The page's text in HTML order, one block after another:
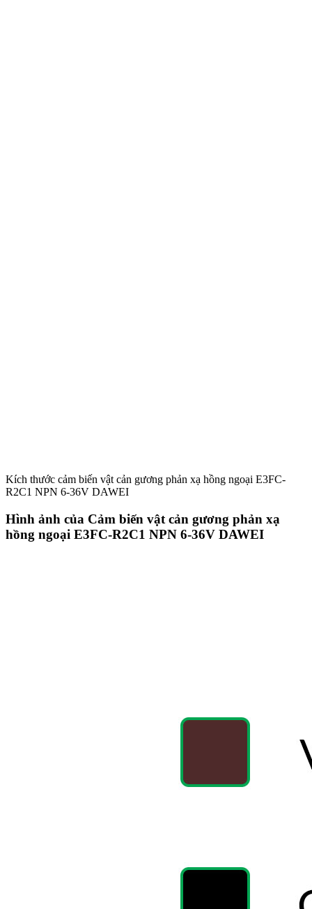
Kích thước cảm biến vật cản gương phản xạ hồng ngoại E3FC-
R2C1 NPN 6-36V DAWEI
Hình ảnh của Cảm biến vật cản gương phản xạ
hồng ngoại E3FC-R2C1 NPN 6-36V DAWEI